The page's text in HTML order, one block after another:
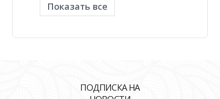
Показать все
ПОДПИСКА НА